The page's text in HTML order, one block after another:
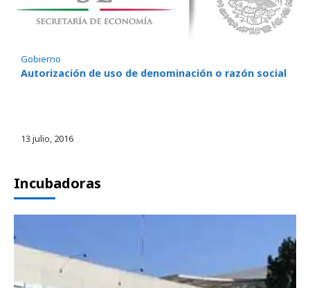
Gobierno
Autorización de uso de denominación o razón social
13 julio, 2016
Incubadoras